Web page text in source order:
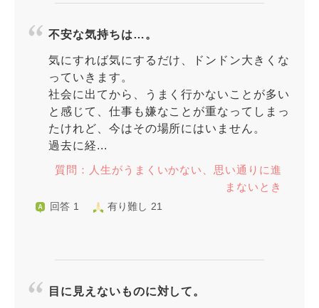
不安な気持ちは…。
気にすれば気にするだけ、ドンドン大きくな
っていきます。
社会に出てから、うまく行かないことが多い
と感じて、仕事も嫌なことが重なってしまっ
たけれど、今はその場所にはいません。
過去に経...
質問：人生がうまくいかない、思い通りに進
まないとき
回答 1 有り難し 21
目に見えないものに対して。